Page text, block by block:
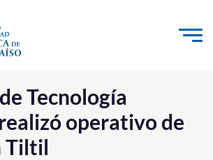
al contenido
e Innovación
Tecnología
operativo de
Tiltil